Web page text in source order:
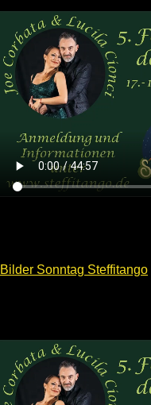
Bilder Sonntag Steffitango